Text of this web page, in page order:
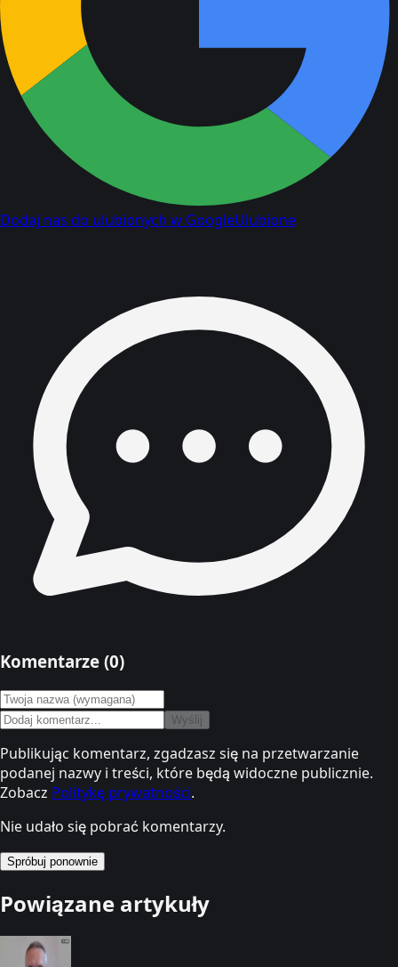
Dodaj nas do ulubionych w GoogleUlubione
Komentarze (0)
Wyślij
Publikując komentarz, zgadzasz się na przetwarzanie
podanej nazwy i treści, które będą widoczne publicznie.
Zobacz Politykę prywatności.
Nie udało się pobrać komentarzy.
Spróbuj ponownie
Powiązane artykuły